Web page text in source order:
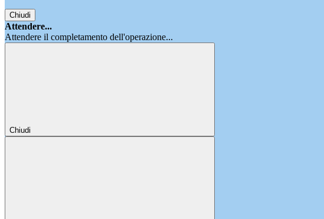
Chiudi
Attendere...
Attendere il completamento dell'operazione...
Chiudi